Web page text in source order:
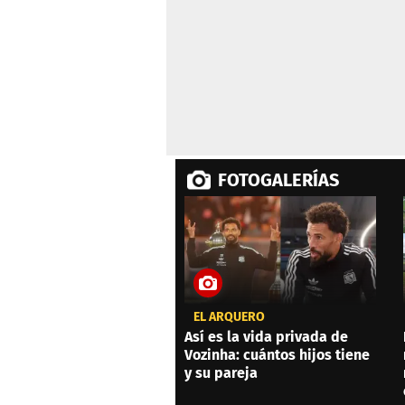
FOTOGALERÍAS
EL ARQUERO
Así es la vida privada de
Vozinha: cuántos hijos tiene
y su pareja